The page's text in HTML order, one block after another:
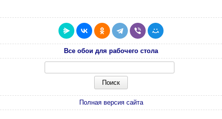
Все обои для рабочего стола
Полная версия сайта